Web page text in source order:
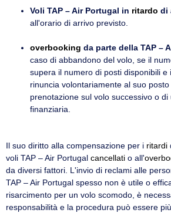
Voli TAP – Air Portugal in ritardo di
all'orario di arrivo previsto.
overbooking da parte della TAP –
caso di abbandono del volo, se il
supera il numero di posti disponibili e
rinuncia volontariamente al suo
prenotazione sul volo successivo o
finanziaria.
Il suo diritto alla compensazione per i ritardi
voli TAP – Air Portugal cancellati o all'
da diversi fattori. L'invio di reclami alle
TAP – Air Portugal spesso non è utile o
risarcimento per un volo scomodo, è
responsabilità e la procedura può essere